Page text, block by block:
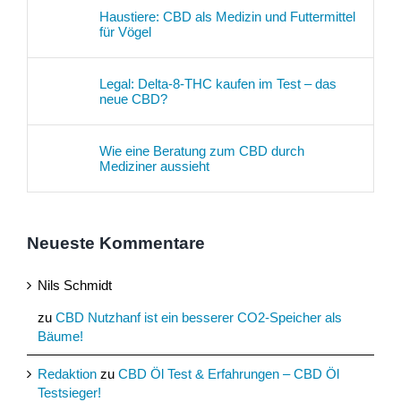
Haustiere: CBD als Medizin und Futtermittel
für Vögel
Legal: Delta-8-THC kaufen im Test – das
neue CBD?
Wie eine Beratung zum CBD durch
Mediziner aussieht
Neueste Kommentare
Nils Schmidt
zu CBD Nutzhanf ist ein besserer CO2-Speicher als
Bäume!
Redaktion zu CBD Öl Test & Erfahrungen – CBD Öl
Testsieger!